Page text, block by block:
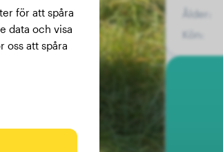
Ålder:
Kön:
för att spåra
data och visa
oss att spåra